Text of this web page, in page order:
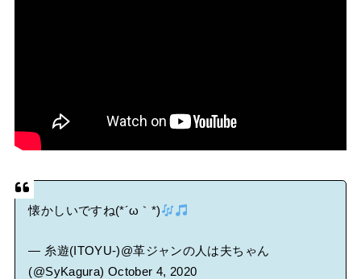
懐かしいですね(*´ω｀*)
— 糸遊(ITOYU-)@革ジャンの人は夫ちゃん
(@SyKagura) October 4, 2020